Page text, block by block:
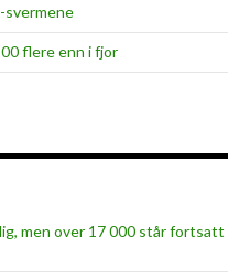
r
e
svermene
flere enn i fjor
men over 17 000 står fortsatt